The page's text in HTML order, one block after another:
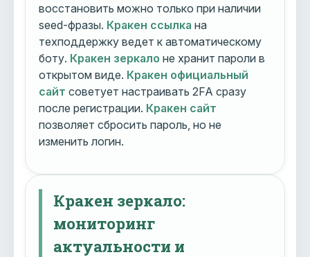
восстановить можно только при наличии
seed-фразы. Кракен ссылка на
техподдержку ведет к автоматическому
боту. Кракен зеркало не хранит пароли в
открытом виде. Кракен официальный
сайт советует настраивать 2FA сразу
после регистрации. Кракен сайт
позволяет сбросить пароль, но не
изменить логин.
Кракен зеркало:
мониторинг
актуальности и